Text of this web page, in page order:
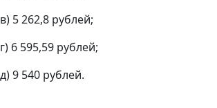
в) 5 262,8 рублей;
г) 6 595,59 рублей;
д) 9 540 рублей.